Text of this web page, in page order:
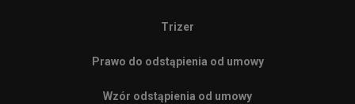
Trizer
Prawo do odstąpienia od umowy
Wzór odstąpienia od umowy